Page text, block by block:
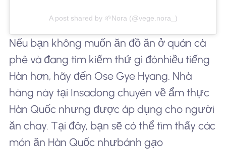
A post shared by 🌱Nora (@vege.nora_)
Nếu bạn không muốn ăn đồ ăn ở quán cà
phê và đang tìm kiếm thứ gì đónhiều tiếng
Hàn hơn, hãy đến Ose Gye Hyang. Nhà
hàng này tại Insadong chuyên về ẩm thực
Hàn Quốc nhưng được áp dụng cho người
ăn chay. Tại đây, bạn sẽ có thể tìm thấy các
món ăn Hàn Quốc nhưbánh gạo